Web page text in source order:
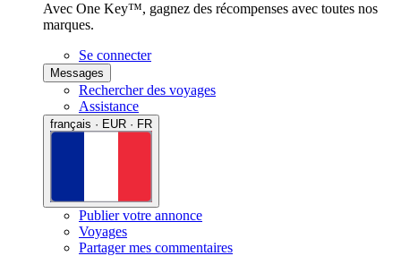
Avec One Key™, gagnez des récompenses avec toutes nos
marques.
Se connecter
Messages
Rechercher des voyages
Assistance
français · EUR · FR
Publier votre annonce
Voyages
Partager mes commentaires